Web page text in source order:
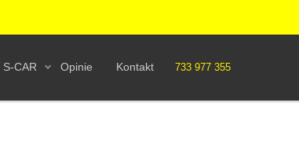
733 977 355
S-CAR Opinie Kontakt